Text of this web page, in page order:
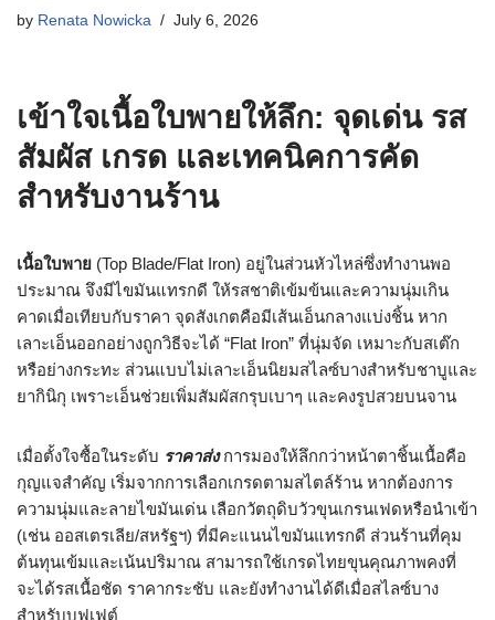
by Renata Nowicka July 6, 2026
เข้าใจเนื้อใบพายให้ลึก: จุดเด่น รส
สัมผัส เกรด และเทคนิคการคัด
สำหรับงานร้าน
เนื้อใบพาย (Top Blade/Flat Iron) อยู่ในส่วนหัวไหล่ซึ่งทำงานพอ
ประมาณ จึงมีไขมันแทรกดี ให้รสชาติเข้มข้นและความนุ่มเกิน
คาดเมื่อเทียบกับราคา จุดสังเกตคือมีเส้นเอ็นกลางแบ่งชิ้น หาก
เลาะเอ็นออกอย่างถูกวิธีจะได้ “Flat Iron” ที่นุ่มจัด เหมาะกับสเต๊ก
หรือย่างกระทะ ส่วนแบบไม่เลาะเอ็นนิยมสไลซ์บางสำหรับชาบูและ
ยากินิกุ เพราะเอ็นช่วยเพิ่มสัมผัสกรุบเบาๆ และคงรูปสวยบนจาน
เมื่อตั้งใจซื้อในระดับ ราคาส่งการมองให้ลึกกว่าหน้าตาชิ้นเนื้อคือ
กุญแจสำคัญ เริ่มจากการเลือกเกรดตามสไตล์ร้าน หากต้องการ
ความนุ่มและลายไขมันเด่น เลือกวัตถุดิบวัวขุนเกรนเฟดหรือนำเข้า
(เช่น ออสเตรเลีย/สหรัฐฯ) ที่มีคะแนนไขมันแทรกดี ส่วนร้านที่คุม
ต้นทุนเข้มและเน้นปริมาณ สามารถใช้เกรดไทยขุนคุณภาพคงที่
จะได้รสเนื้อชัด ราคากระชับ และยังทำงานได้ดีเมื่อสไลซ์บาง
สำหรับบุฟเฟต์